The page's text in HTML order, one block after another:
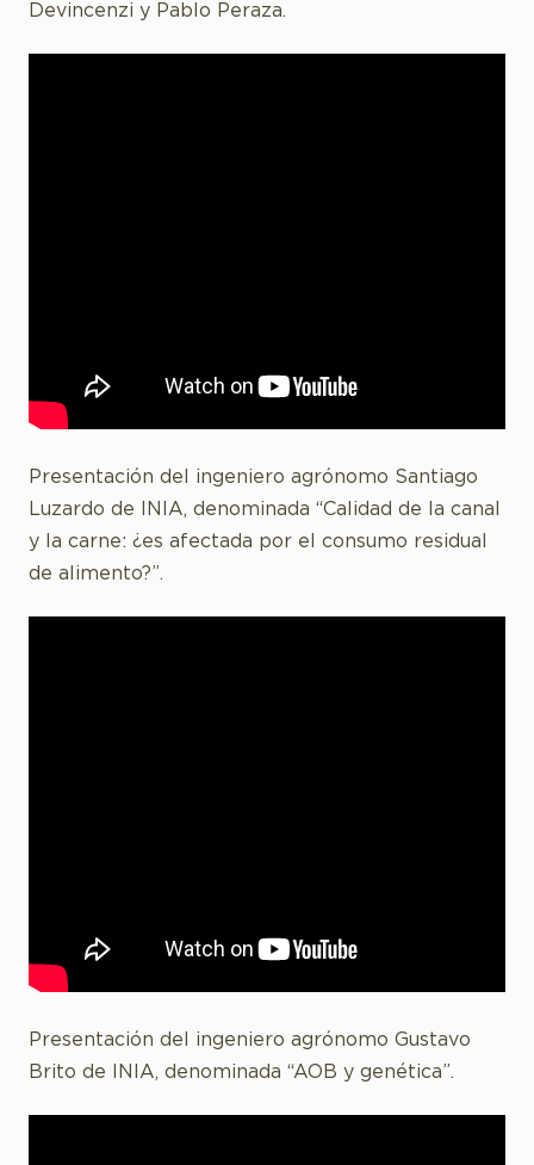
Devincenzi y Pablo Peraza.
Presentación del ingeniero agrónomo Santiago
Luzardo de INIA, denominada “Calidad de la canal
y la carne: ¿es afectada por el consumo residual
de alimento?”.
Presentación del ingeniero agrónomo Gustavo
Brito de INIA, denominada “AOB y genética”.